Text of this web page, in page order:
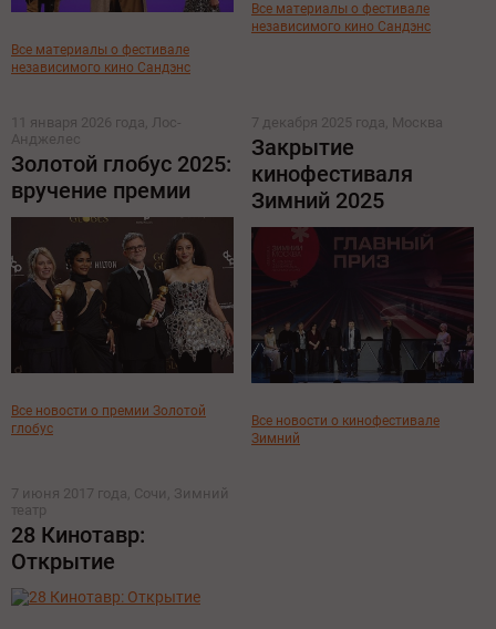
Все материалы о фестивале
независимого кино Сандэнс
Все материалы о фестивале
независимого кино Сандэнс
11 января 2026 года, Лос-
Анджелес
Золотой глобус 2025:
вручение премии
Все новости о премии Золотой
глобус
7 декабря 2025 года, Москва
Закрытие
кинофестиваля
Зимний 2025
Все новости о кинофестивале
Зимний
7 июня 2017 года, Сочи, Зимний
театр
28 Кинотавр:
Открытие